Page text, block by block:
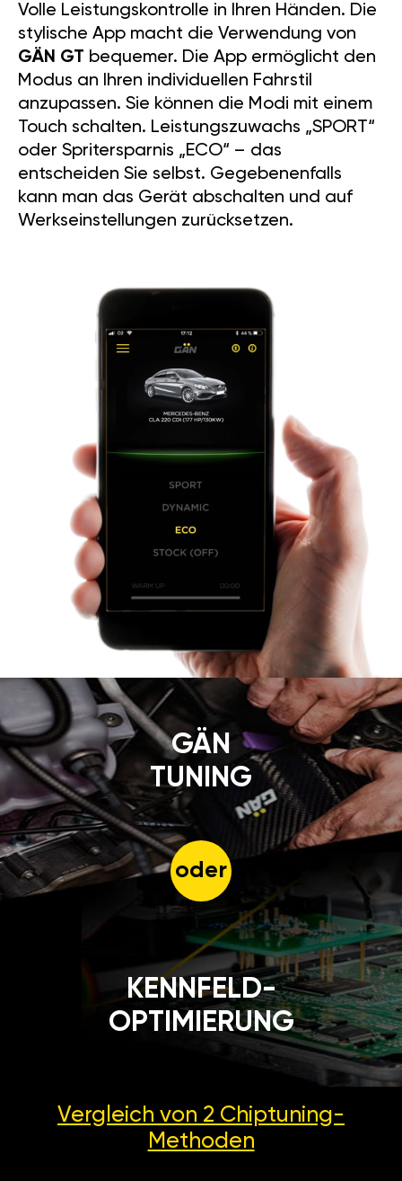
Volle Leistungskontrolle in Ihren Händen. Die
stylische App macht die Verwendung von
GÄN GT bequemer. Die App ermöglicht den
Modus an Ihren individuellen Fahrstil
anzupassen. Sie können die Modi mit einem
Touch schalten. Leistungszuwachs „SPORT“
oder Spritersparnis „ECO“ – das
entscheiden Sie selbst. Gegebenenfalls
kann man das Gerät abschalten und auf
Werkseinstellungen zurücksetzen.
GÄN
TUNING
oder
KENNFELD-
OPTIMIERUNG
Vergleich von 2 Chiptuning-
Methoden